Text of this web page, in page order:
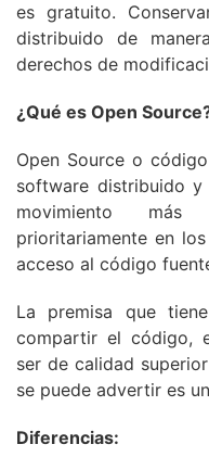
es gratuito.
distribuido de
derechos de
¿Qué es Open
Open Source o
software distribuido y
movimiento
prioritariamente en
acceso al código
La premisa que
compartir el código,
ser de calidad
se puede advertir es
Diferencias: